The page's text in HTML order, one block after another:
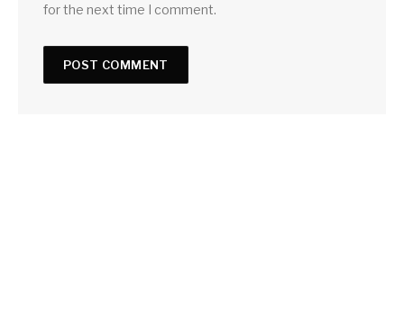
for the next time I comment.